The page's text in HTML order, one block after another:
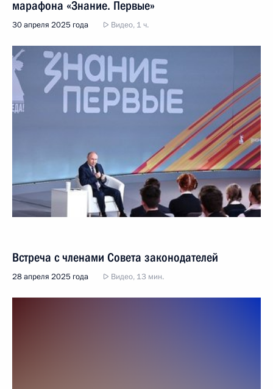
марафона «Знание. Первые»
30 апреля 2025 года Видео, 1 ч.
Встреча с членами Совета законодателей
28 апреля 2025 года Видео, 13 мин.